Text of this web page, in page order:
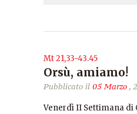
Mt 21,33-43.45
Orsù, amiamo!
Pubblicato il 05 Marzo,
Venerdì II Settimana di